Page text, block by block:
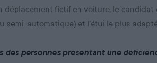
déplacement fictif en voiture, le candidat
semi-automatique) et l’étui le plus
des personnes présentant une